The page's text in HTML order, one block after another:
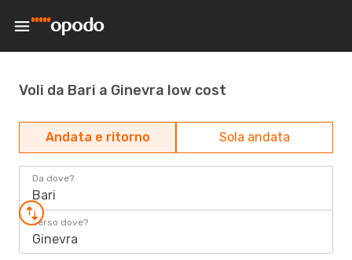
Voli da Bari a Ginevra low cost
Andata e ritorno Sola andata
Da dove?
Bari
Verso dove?
Ginevra